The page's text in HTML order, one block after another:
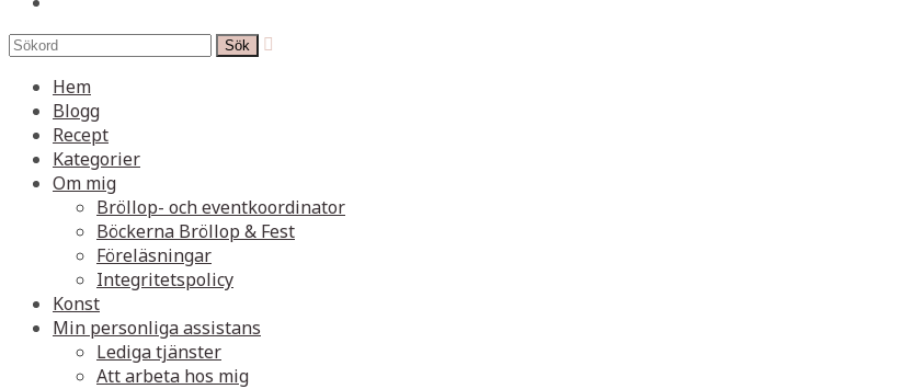

Hem
Blogg
Recept
Kategorier
Om mig
Bröllop- och eventkoordinator
Böckerna Bröllop & Fest
Föreläsningar
Integritetspolicy
Konst
Min personliga assistans
Lediga tjänster
Att arbeta hos mig